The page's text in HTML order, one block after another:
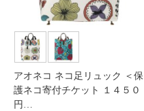
アオネコ ネコ足リュック ＜保
護ネコ寄付チケット １４５０
円…